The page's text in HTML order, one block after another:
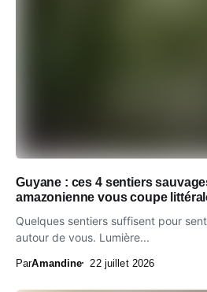
Guyane : ces 4 sentiers
amazonienne vous coupe
Quelques sentiers suffisent pour
autour de vous. Lumière...
ParAmandine 22 juillet 2026